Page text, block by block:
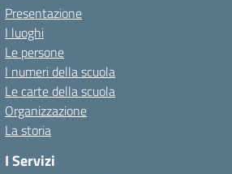
Presentazione
I luoghi
Le persone
I numeri della scuola
Le carte della scuola
Organizzazione
La storia
I Servizi